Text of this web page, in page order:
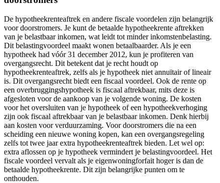
De hypotheekrenteaftrek en andere fiscale voordelen zijn belangrijk
voor doorstromers. Je kunt de betaalde hypotheekrente aftrekken
van je belastbaar inkomen, wat leidt tot minder inkomstenbelasting.
Dit belastingvoordeel maakt wonen betaalbaarder. Als je een
hypotheek had vóór 31 december 2012, kun je profiteren van
overgangsrecht. Dit betekent dat je recht houdt op
hypotheekrenteaftrek, zelfs als je hypotheek niet annuïtair of lineair
is. Dit overgangsrecht biedt een fiscaal voordeel. Ook de rente op
een overbruggingshypotheek is fiscaal aftrekbaar, mits deze is
afgesloten voor de aankoop van je volgende woning. De kosten
voor het oversluiten van je hypotheek of een hypotheekverhoging
zijn ook fiscaal aftrekbaar van je belastbaar inkomen. Denk hierbij
aan kosten voor verduurzaming. Voor doorstromers die na een
scheiding een nieuwe woning kopen, kan een overgangsregeling
zelfs tot twee jaar extra hypotheekrenteaftrek bieden. Let wel op:
extra aflossen op je hypotheek vermindert je belastingvoordeel. Het
fiscale voordeel vervalt als je eigenwoningforfait hoger is dan de
betaalde hypotheekrente. Dit zijn belangrijke punten om te
onthouden.